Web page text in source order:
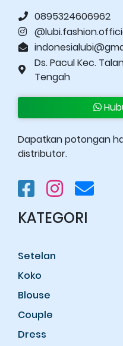
0895324606962
Ds. Pacul Kec.
Tengah
Dapatkan potongan
distributor.
KATEGORI
Setelan
Koko
Blouse
Couple
Dress